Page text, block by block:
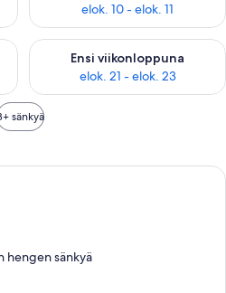
elok. 10 - elok. 11
elok. 14 - elok. 16
Ensi viikonloppuna
elok. 21 - elok. 23
Tarkista ensi viikonlopun
sänkyä
Hotellihuone, jossa on sänky, tuoli,
hengen sänkyä